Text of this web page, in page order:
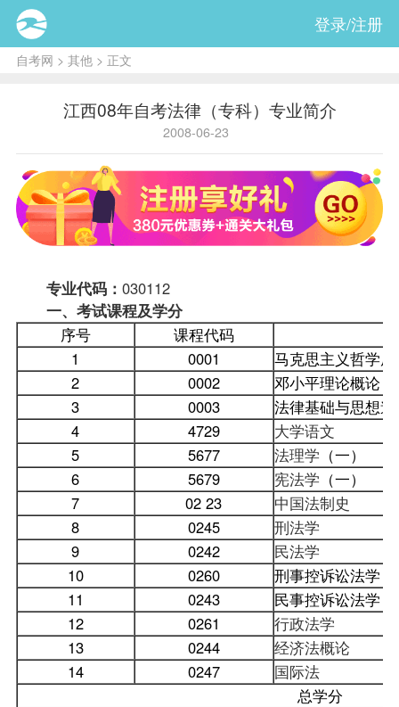
登录/注册
自考网 > 其他 > 正文
江西08年自考法律（专科）专业简介
2008-06-23
专业代码： 030112
一、考试课程及学分
序号
课程代码
1
0001
马克思主义哲学
2
0002
邓小平理论概论
3
0003
法律基础与思想
4
4729
大学语文
5
5677 法理学 （一）
6
5679 宪法学 （一）
7
02 23
中国法制史
8
0245
刑法学
9
0242
民法学
10
0260
刑事控诉讼法学
11
0243
民事控诉讼法学
12
0261
行政法学
13
0244
经济法概论
14
0247
国际法
总学分